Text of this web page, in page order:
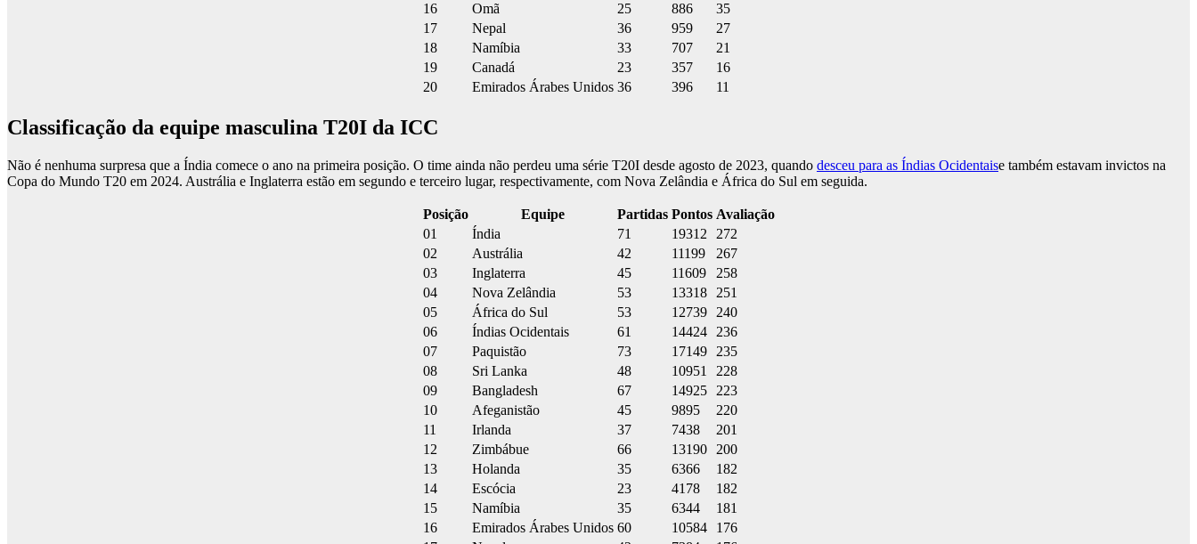
16
Omã 25 886
35
17
Nepal 36 959
27
18
Namíbia 33 707
21
19
Canadá 23 357
16
20
Emirados Árabes Unidos 36 396 11
Classificação da equipe masculina T20I da ICC
Não é nenhuma surpresa que a Índia comece o ano na primeira posição. O time ainda não perdeu uma série T20I desde agosto de 2023, quando desceu para as Índias Ocidentaise também estavam invictos na
Copa do Mundo T20 em 2024. Austrália e Inglaterra estão em segundo e terceiro lugar, respectivamente, com Nova Zelândia e África do Sul em seguida.
Posição Equipe Partidas Pontos Avaliação
01
Índia 71 19312
272
02
Austrália 42 11199
267
03
Inglaterra 45 11609
258
04
Nova Zelândia 53 13318
251
05
África do Sul 53 12739
240
06
Índias Ocidentais 61 14424
236
07
Paquistão 73 17149
235
08
Sri Lanka 48 10951
228
09
Bangladesh 67 14925
223
10
Afeganistão 45 9895
220
11
Irlanda 37 7438
201
12
Zimbábue 66 13190
200
13
Holanda 35 6366
182
14
Escócia 23 4178
182
15
Namíbia 35 6344
181
16
Emirados Árabes Unidos 60 10584
176